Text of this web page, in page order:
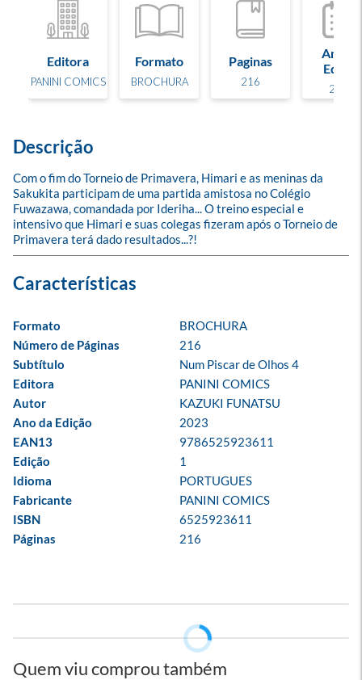
Editora
PANINI COMICS
Formato
BROCHURA
Paginas
216
Ano de
Edição
2023
Descrição
Com o fim do Torneio de Primavera, Himari e as meninas da
Sakukita participam de uma partida amistosa no Colégio
Fuwazawa, comandada por Ideriha... O treino especial e
intensivo que Himari e suas colegas fizeram após o Torneio de
Primavera terá dado resultados...?!
Formato
BROCHURA
Número de Páginas
216
Subtítulo
Num Piscar de Olhos 4
Editora
PANINI COMICS
Autor
KAZUKI FUNATSU
Ano da Edição
2023
EAN13
9786525923611
Edição
1
Idioma
PORTUGUES
Fabricante
PANINI COMICS
ISBN
6525923611
Páginas
216
Quem viu comprou também